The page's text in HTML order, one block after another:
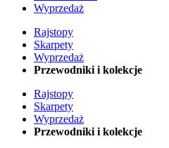
Wyprzedaż
Rajstopy
Skarpety
Wyprzedaż
Przewodniki i kolekcje
Rajstopy
Skarpety
Wyprzedaż
Przewodniki i kolekcje